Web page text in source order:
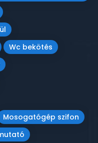
Wc bekötés
Mosogatógép szifon